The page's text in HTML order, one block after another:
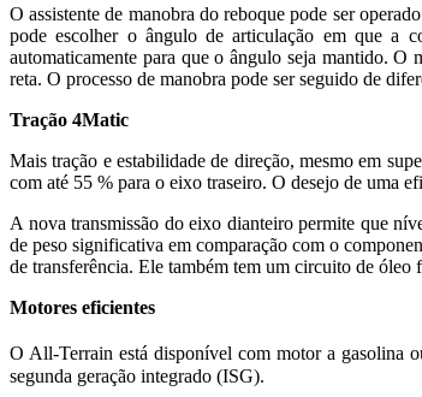
O assistente de manobra do reboque pode ser
pode escolher o ângulo de articulação em que a
automaticamente para que o ângulo seja mantido. O
reta. O processo de manobra pode ser seguido de
Tração 4Matic
Mais tração e estabilidade de direção, mesmo em
com até 55 % para o eixo traseiro. O desejo de uma
A nova transmissão do eixo dianteiro permite que
de peso significativa em comparação com o
de transferência. Ele também tem um circuito de óleo
Motores eficientes
O All-Terrain está disponível com motor a
segunda geração integrado (ISG).